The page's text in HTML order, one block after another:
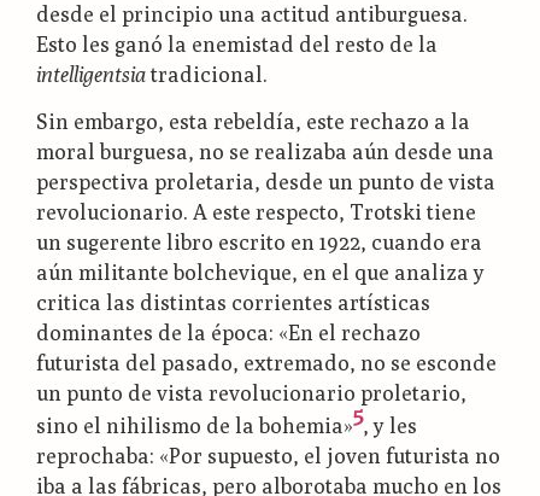
desde el principio una actitud antiburguesa.
Esto les ganó la enemistad del resto de la
intelligentsiatradicional.
Sin embargo, esta rebeldía, este rechazo a la
moral burguesa, no se realizaba aún desde una
perspectiva proletaria, desde un punto de vista
revolucionario. A este respecto, Trotski tiene
un sugerente libro escrito en 1922, cuando era
aún militante bolchevique, en el que analiza y
critica las distintas corrientes artísticas
dominantes de la época: «En el rechazo
futurista del pasado, extremado, no se esconde
un punto de vista revolucionario proletario,
sino el nihilismo de la bohemia»5, y les
reprochaba: «Por supuesto, el joven futurista no
iba a las fábricas, pero alborotaba mucho en los